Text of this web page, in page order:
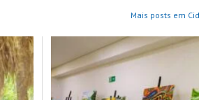
Mais posts em